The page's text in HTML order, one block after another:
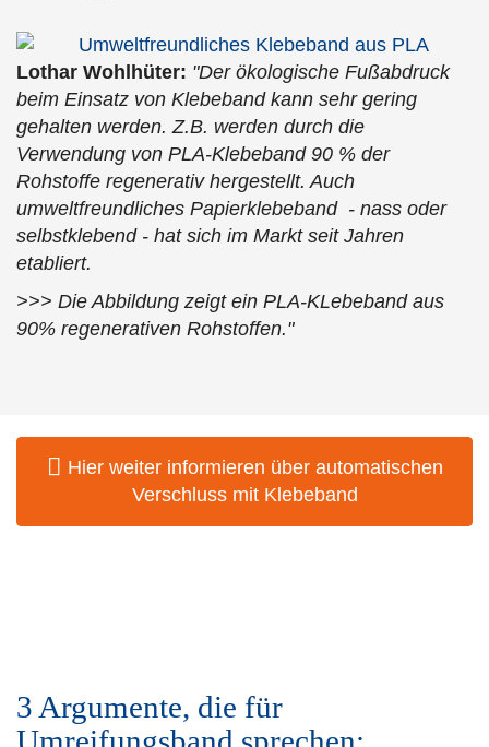
Lothar Wohlhüter: "Der ökologische Fußabdruck
beim Einsatz von Klebeband kann sehr gering
gehalten werden. Z.B. werden durch die
Verwendung von PLA-Klebeband 90 % der
Rohstoffe regenerativ hergestellt. Auch
umweltfreundliches Papierklebeband - nass oder
selbstklebend - hat sich im Markt seit Jahren
etabliert.
>>> Die Abbildung zeigt ein PLA-KLebeband aus
90% regenerativen Rohstoffen."
Hier weiter informieren über automatischen
Verschluss mit Klebeband
3 Argumente, die für